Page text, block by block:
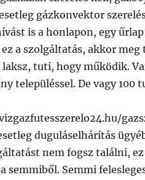
gázkonvektor
is a honlapon, egy
a szolgáltatás, akkor
laksz, tuti, hogy működik.
településsel. De vagy 100
duguláselhárítás
nem fogsz találni,
semmiből. Semmi